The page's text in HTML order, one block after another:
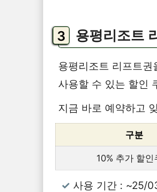
용평리조트
용평리조트 리프트
사용할 수 있는 할인
지금 바로 예약하고
구분
10% 추가 할인
사용 기간 : ~25/